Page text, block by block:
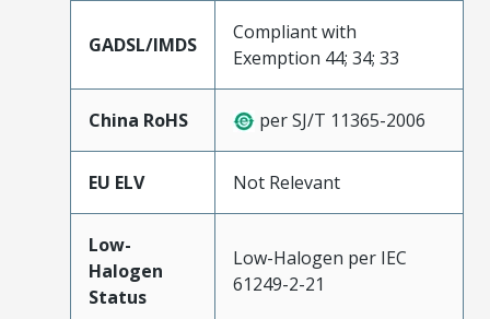
GADSL/IMDS
Compliant with
Exemption 44; 34; 33
China RoHS per SJ/T 11365-2006
EU ELV Not Relevant
Low-
Halogen
Status
Low-Halogen per IEC
61249-2-21